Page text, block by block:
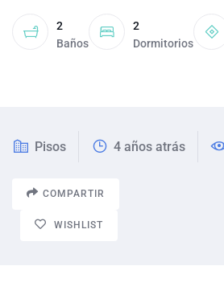
2
Baños
2
Dormitorios
Pisos 4 años atrás
COMPARTIR
WISHLIST